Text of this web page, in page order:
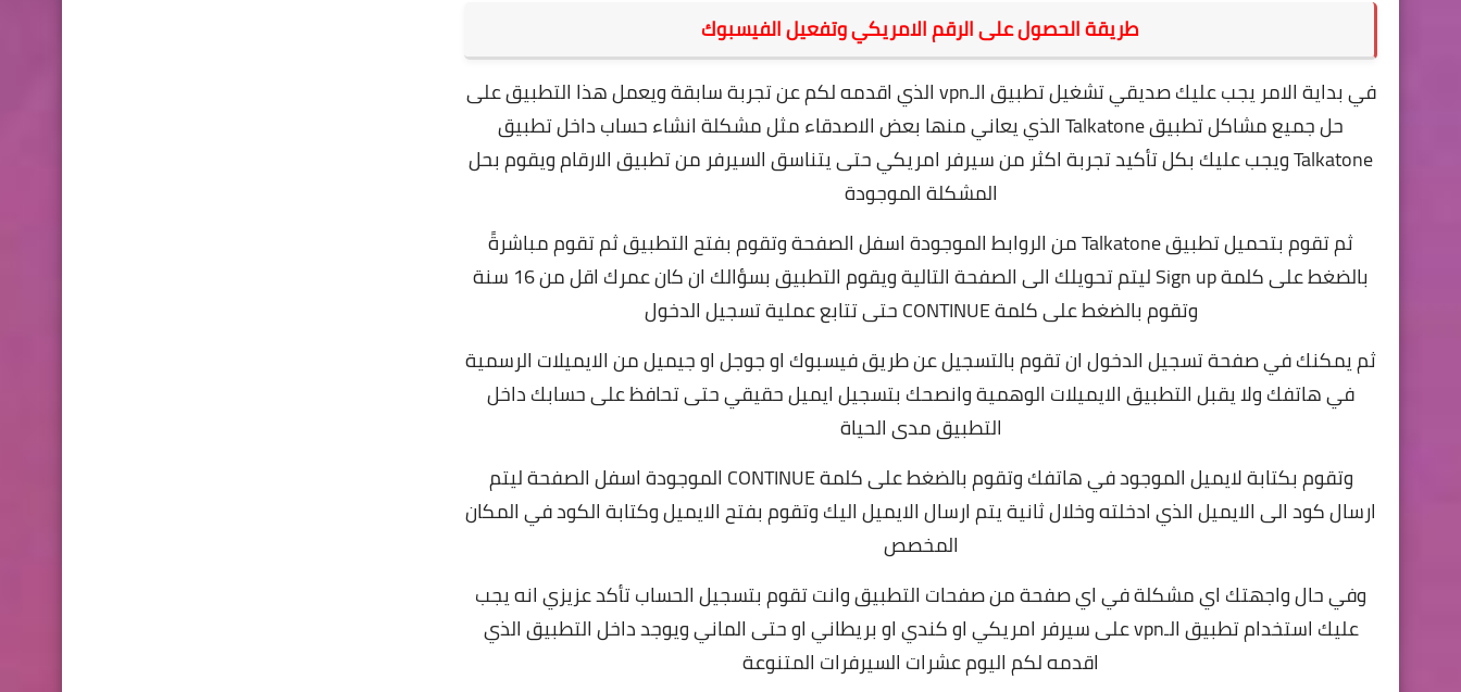
طريقة الحصول على الرقم الامريكي وتفعيل الفيسبوك
في بداية الامر يجب عليك صديقي تشغيل تطبيق الـvpn الذي اقدمه لكم عن تجربة سابقة ويعمل هذا التطبيق على
حل جميع مشاكل تطبيق Talkatone الذي يعاني منها بعض الاصدقاء مثل مشكلة
انشاء حساب داخل تطبيق
Talkatone ويجب عليك بكل تأكيد تجربة اكثر من سيرفر امريكي حتى يتناسق السيرفر من تطبيق الارقام ويقوم بحل
المشكلة الموجودة
ثم تقوم بتحميل تطبيق Talkatone من الروابط الموجودة اسفل الصفحة وتقوم بفتح التطبيق ثم تقوم مباشرةً
بالضغط على كلمة Sign up ليتم تحويلك الى الصفحة التالية ويقوم التطبيق بسؤالك ان كان عمرك اقل من 16 سنة
وتقوم بالضغط على كلمة CONTINUE حتى تتابع عملية تسجيل الدخول
ثم يمكنك في صفحة تسجيل الدخول ان تقوم بالتسجيل عن طريق فيسبوك او جوجل او جيميل من الايميلات الرسمية
في هاتفك ولا يقبل التطبيق الايميلات الوهمية وانصحك بتسجيل ايميل حقيقي حتى تحافظ على حسابك داخل
التطبيق مدى الحياة
وتقوم بكتابة لايميل الموجود في هاتفك وتقوم بالضغط على كلمة CONTINUE الموجودة اسفل الصفحة ليتم
ارسال كود الى الايميل الذي ادخلته وخلال ثانية يتم ارسال الايميل اليك وتقوم بفتح الايميل وكتابة الكود في المكان
المخصص
وفي حال واجهتك اي مشكلة في اي صفحة من صفحات التطبيق وانت تقوم بتسجيل الحساب تأكد عزيزي انه يجب
عليك استخدام تطبيق الـvpn على سيرفر امريكي او كندي او بريطاني او حتى الماني ويوجد داخل التطبيق الذي
اقدمه لكم اليوم عشرات السيرفرات المتنوعة